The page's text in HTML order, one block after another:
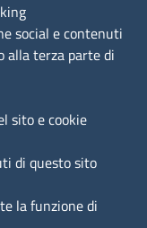
social e contenuti
alla terza parte di
sito e cookie
di questo sito
la funzione di